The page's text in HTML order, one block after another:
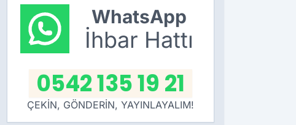
WhatsApp
İhbar Hattı
0542 135 19 21
ÇEKİN, GÖNDERİN, YAYINLAYALIM!